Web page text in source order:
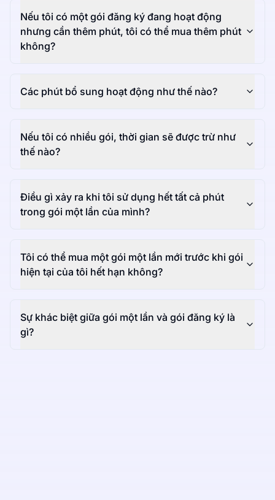
Nếu tôi có một gói đăng ký đang hoạt động
nhưng cần thêm phút, tôi có thể mua thêm phút
không?
Các phút bổ sung hoạt động như thế nào?
Nếu tôi có nhiều gói, thời gian sẽ được trừ như
thế nào?
Điều gì xảy ra khi tôi sử dụng hết tất cả phút
trong gói một lần của mình?
Tôi có thể mua một gói một lần mới trước khi gói
hiện tại của tôi hết hạn không?
Sự khác biệt giữa gói một lần và gói đăng ký là
gì?